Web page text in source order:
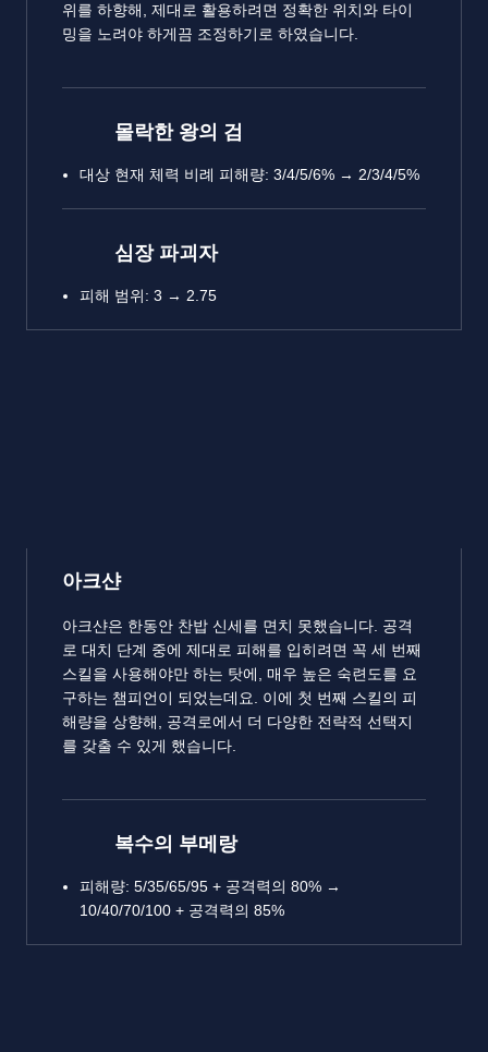
위를 하향해, 제대로 활용하려면 정확한 위치와 타이
밍을 노려야 하게끔 조정하기로 하였습니다.
몰락한 왕의 검
대상 현재 체력 비례 피해량: 3/4/5/6% → 2/3/4/5%
심장 파괴자
피해 범위: 3 → 2.75
아크샨
아크샨은 한동안 찬밥 신세를 면치 못했습니다. 공격
로 대치 단계 중에 제대로 피해를 입히려면 꼭 세 번째
스킬을 사용해야만 하는 탓에, 매우 높은 숙련도를 요
구하는 챔피언이 되었는데요. 이에 첫 번째 스킬의 피
해량을 상향해, 공격로에서 더 다양한 전략적 선택지
를 갖출 수 있게 했습니다.
복수의 부메랑
피해량: 5/35/65/95 + 공격력의 80% →
10/40/70/100 + 공격력의 85%